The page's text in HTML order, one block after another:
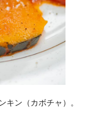
キン（カボチャ）。